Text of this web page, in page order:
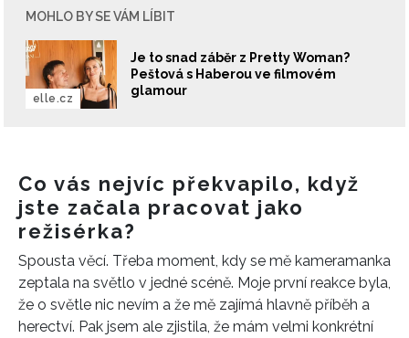
MOHLO BY SE VÁM LÍBIT
Je to snad záběr z Pretty Woman?
Peštová s Haberou ve filmovém
glamour
elle.cz
Co vás nejvíc překvapilo, když
jste začala pracovat jako
režisérka?
Spousta věcí. Třeba moment, kdy se mě kameramanka
zeptala na světlo v jedné scéně. Moje první reakce byla,
že o světle nic nevím a že mě zajímá hlavně příběh a
herectví. Pak jsem ale zjistila, že mám velmi konkrétní